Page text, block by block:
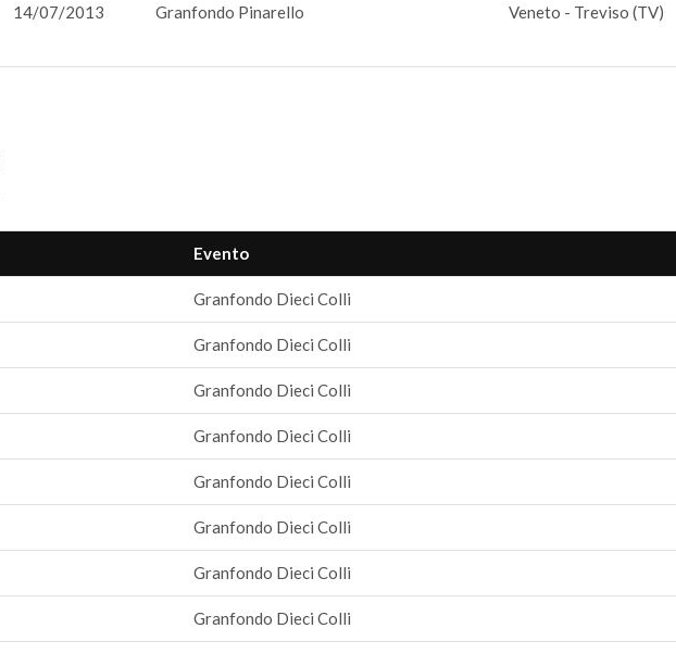
14/07/2013 Granfondo Pinarello Veneto - Treviso (TV)
Evento
Granfondo Dieci Colli
Granfondo Dieci Colli
Granfondo Dieci Colli
Granfondo Dieci Colli
Granfondo Dieci Colli
Granfondo Dieci Colli
Granfondo Dieci Colli
Granfondo Dieci Colli